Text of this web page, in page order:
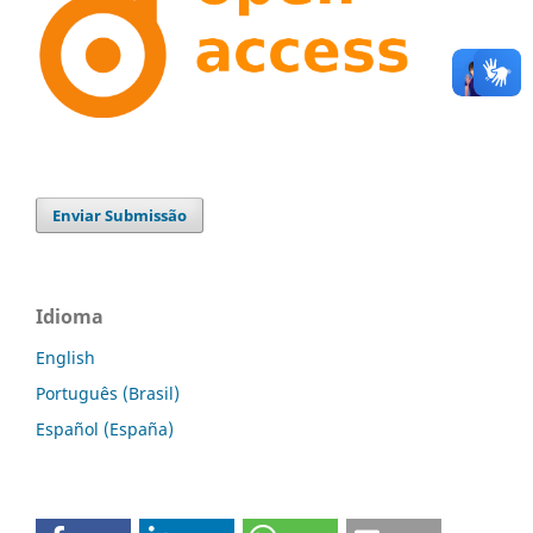
Enviar Submissão
Idioma
English
Português (Brasil)
Español (España)